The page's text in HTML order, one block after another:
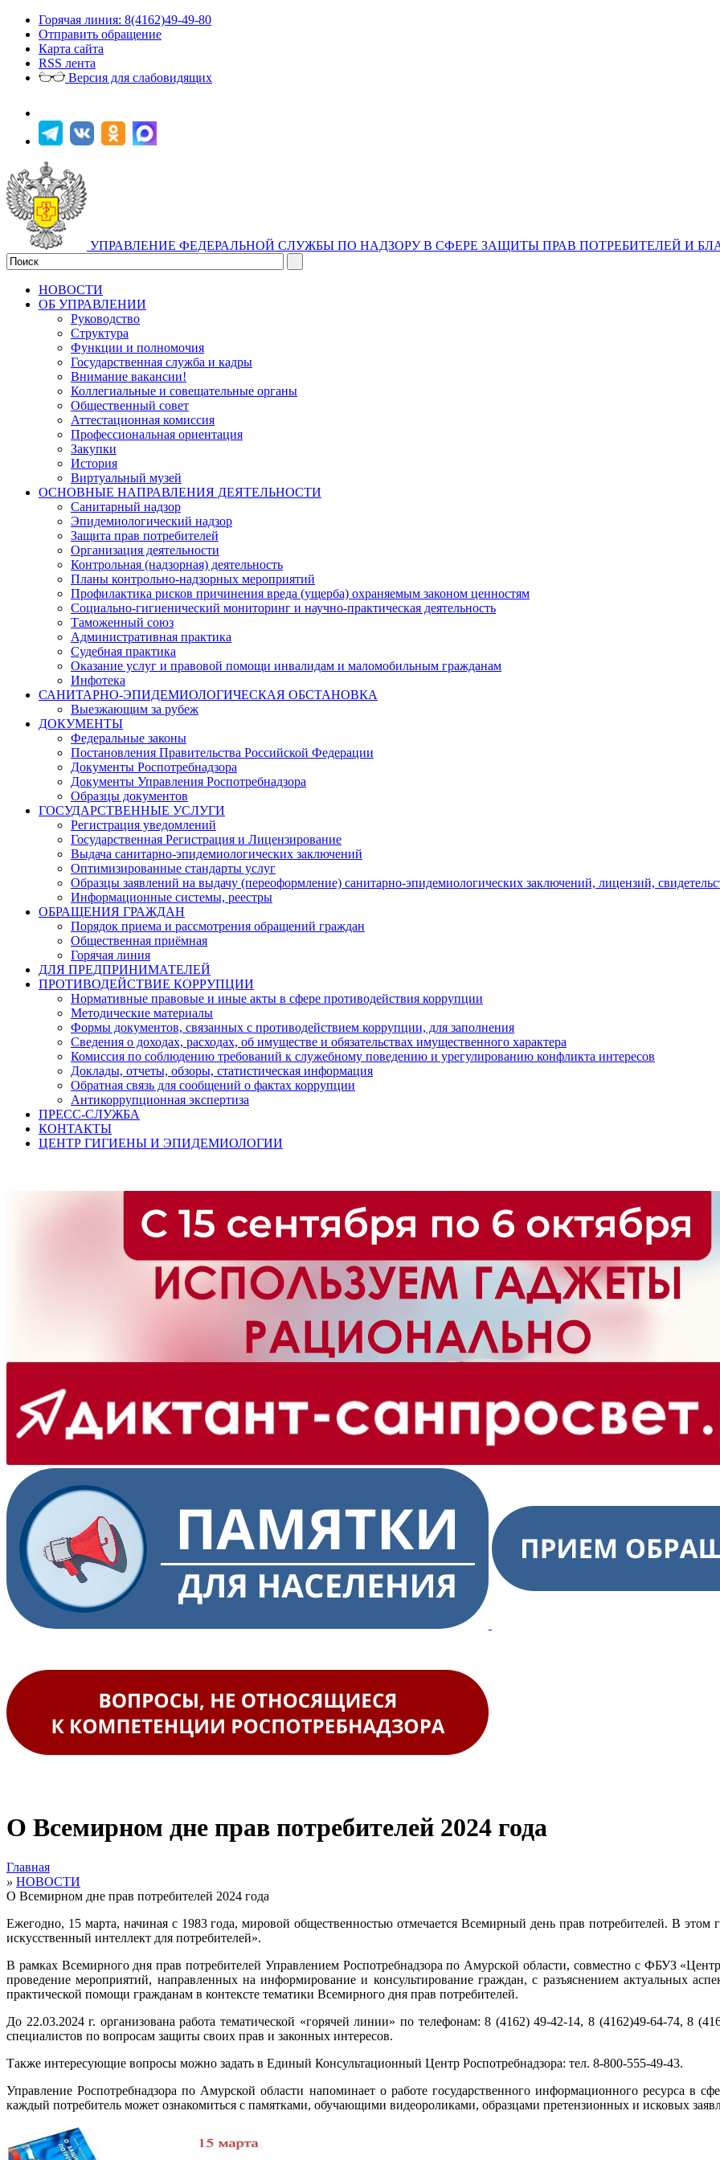
Горячая линия: 8(4162)49-49-80
Отправить обращение
Карта сайта
RSS лента
Версия для слабовидящих
УПРАВЛЕНИЕ ФЕДЕРАЛЬНОЙ СЛУЖБЫ ПО НАДЗОРУ В СФЕРЕ ЗАЩИТЫ ПРАВ ПОТРЕБИТЕЛЕЙ И
НОВОСТИ
ОБ УПРАВЛЕНИИ
Руководство
Структура
Функции и полномочия
Государственная служба и кадры
Внимание вакансии!
Коллегиальные и совещательные органы
Общественный совет
Аттестационная комиссия
Профессиональная ориентация
Закупки
История
Виртуальный музей
ОСНОВНЫЕ НАПРАВЛЕНИЯ ДЕЯТЕЛЬНОСТИ
Санитарный надзор
Эпидемиологический надзор
Защита прав потребителей
Организация деятельности
Контрольная (надзорная) деятельность
Планы контрольно-надзорных мероприятий
Профилактика рисков причинения вреда (ущерба) охраняемым законом ценностям
Социально-гигиенический мониторинг и научно-практическая деятельность
Таможенный союз
Административная практика
Судебная практика
Оказание услуг и правовой помощи инвалидам и маломобильным гражданам
Инфотека
САНИТАРНО-ЭПИДЕМИОЛОГИЧЕСКАЯ ОБСТАНОВКА
Выезжающим за рубеж
ДОКУМЕНТЫ
Федеральные законы
Постановления Правительства Российской Федерации
Документы Роспотребнадзора
Документы Управления Роспотребнадзора
Образцы документов
ГОСУДАРСТВЕННЫЕ УСЛУГИ
Регистрация уведомлений
Государственная Регистрация и Лицензирование
Выдача санитарно-эпидемиологических заключений
Оптимизированные стандарты услуг
Образцы заявлений на выдачу (переоформление) санитарно-эпидемиологических заключений, лицензий,
Информационные системы, реестры
ОБРАЩЕНИЯ ГРАЖДАН
Порядок приема и рассмотрения обращений граждан
Общественная приёмная
Горячая линия
ДЛЯ ПРЕДПРИНИМАТЕЛЕЙ
ПРОТИВОДЕЙСТВИЕ КОРРУПЦИИ
Нормативные правовые и иные акты в сфере противодействия коррупции
Методические материалы
Формы документов, связанных с противодействием коррупции, для заполнения
Сведения о доходах, расходах, об имуществе и обязательствах имущественного характера
Комиссия по соблюдению требований к служебному поведению и урегулированию конфликта интересов
Доклады, отчеты, обзоры, статистическая информация
Обратная связь для сообщений о фактах коррупции
Антикоррупционная экспертиза
ПРЕСС-СЛУЖБА
КОНТАКТЫ
ЦЕНТР ГИГИЕНЫ И ЭПИДЕМИОЛОГИИ
О Всемирном дне прав потребителей 2024 года
Главная
» НОВОСТИ
О Всемирном дне прав потребителей 2024 года
Ежегодно, 15 марта, начиная с 1983 года, мировой общественностью отмечается Всемирный день прав потребителей. В
искусственный интеллект для потребителей».
В рамках Всемирного дня прав потребителей Управлением Роспотребнадзора по Амурской области, совместно с ФБУЗ
проведение мероприятий, направленных на информирование и консультирование граждан, с разъяснением актуальных
практической помощи гражданам в контексте тематики Всемирного дня прав потребителей.
До 22.03.2024 г. организована работа тематической «горячей линии» по телефонам: 8 (4162) 49-42-14, 8 (4162)49-64-74, 8
специалистов по вопросам защиты своих прав и законных интересов.
Также интересующие вопросы можно задать в Единый Консультационный Центр Роспотребнадзора: тел. 8-800-555-49-43.
Управление Роспотребнадзора по Амурской области напоминает о работе государственного информационного ресурса в
каждый потребитель может ознакомиться с памятками, обучающими видеороликами, образцами претензионных и исковых